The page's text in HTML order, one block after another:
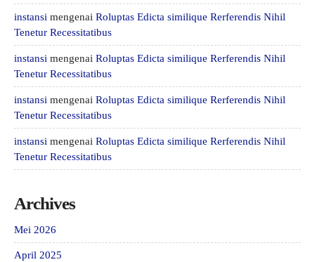
instansi mengenai Roluptas Edicta similique Rerferendis Nihil
Tenetur Recessitatibus
instansi mengenai Roluptas Edicta similique Rerferendis Nihil
Tenetur Recessitatibus
instansi mengenai Roluptas Edicta similique Rerferendis Nihil
Tenetur Recessitatibus
instansi mengenai Roluptas Edicta similique Rerferendis Nihil
Tenetur Recessitatibus
Archives
Mei 2026
April 2025